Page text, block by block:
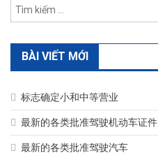
BÀI VIẾT MỚI
标志确定小和中等营业
最新的各类批准驾驶机动车证件
最新的各类批准驾驶汽车